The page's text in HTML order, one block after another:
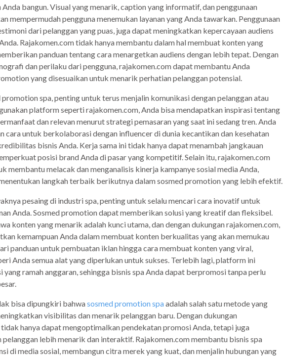
bangun. Visual yang menarik, caption yang informatif, dan penggunaan
mempermudah pengguna menemukan layanan yang Anda tawarkan. Penggunaan
dari pelanggan yang puas, juga dapat meningkatkan kepercayaan audiens
Rajakomen.com tidak hanya membantu dalam hal membuat konten yang
panduan tentang cara menargetkan audiens dengan lebih tepat. Dengan
dan perilaku dari pengguna, rajakomen.com dapat membantu Anda
yang disesuaikan untuk menarik perhatian pelanggan potensial.
promotion spa, penting untuk terus menjalin komunikasi dengan pelanggan atau
platform seperti rajakomen.com, Anda bisa mendapatkan inspirasi tentang
dan relevan menurut strategi pemasaran yang saat ini sedang tren. Anda
cara untuk berkolaborasi dengan influencer di dunia kecantikan dan kesehatan
bisnis Anda. Kerja sama ini tidak hanya dapat menambah jangkauan
posisi brand Anda di pasar yang kompetitif. Selain itu, rajakomen.com
membantu melacak dan menganalisis kinerja kampanye sosial media Anda,
langkah terbaik berikutnya dalam sosmed promotion yang lebih efektif.
pesaing di industri spa, penting untuk selalu mencari cara inovatif untuk
Anda. Sosmed promotion dapat memberikan solusi yang kreatif dan fleksibel.
konten yang menarik adalah kunci utama, dan dengan dukungan rajakomen.com,
kemampuan Anda dalam membuat konten berkualitas yang akan memukau
panduan untuk pembuatan iklan hingga cara membuat konten yang viral,
Anda semua alat yang diperlukan untuk sukses. Terlebih lagi, platform ini
yang ramah anggaran, sehingga bisnis spa Anda dapat berpromosi tanpa perlu
bisa dipungkiri bahwasosmed promotion spaadalah salah satu metode yang
visibilitas dan menarik pelanggan baru. Dengan dukungan
hanya dapat mengoptimalkan pendekatan promosi Anda, tetapi juga
pelanggan lebih menarik dan interaktif. Rajakomen.com membantu bisnis spa
di media sosial, membangun citra merek yang kuat, dan menjalin hubungan yang